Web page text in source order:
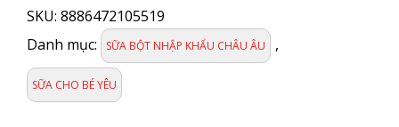
NESTLE
Kid
Essentials
vị
Vani
SKU: 8886472105519
Danh mục:
SỮA BỘT NHẬP KHẨU CHÂU ÂU ,
SỮA CHO BÉ YÊU